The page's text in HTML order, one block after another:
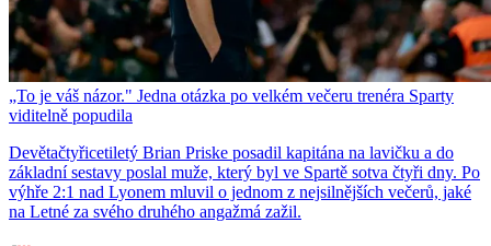
„To je váš názor." Jedna otázka po velkém večeru trenéra Sparty
viditelně popudila
Devětačtyřicetiletý Brian Priske posadil kapitána na lavičku a do
základní sestavy poslal muže, který byl ve Spartě sotva čtyři dny. Po
výhře 2:1 nad Lyonem mluvil o jednom z nejsilnějších večerů, jaké
na Letné za svého druhého angažmá zažil.